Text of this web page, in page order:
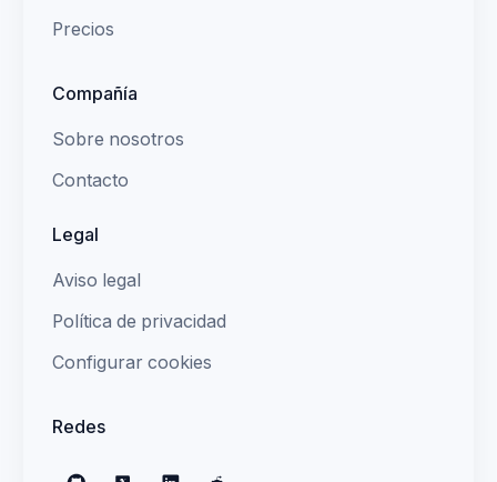
Precios
Compañía
Sobre nosotros
Contacto
Legal
Aviso legal
Política de privacidad
Configurar cookies
Redes